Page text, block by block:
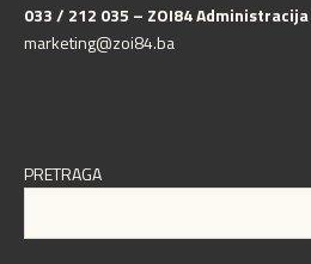
033 / 212 035 – ZOI84 Administracija
marketing@zoi84.ba
PRETRAGA